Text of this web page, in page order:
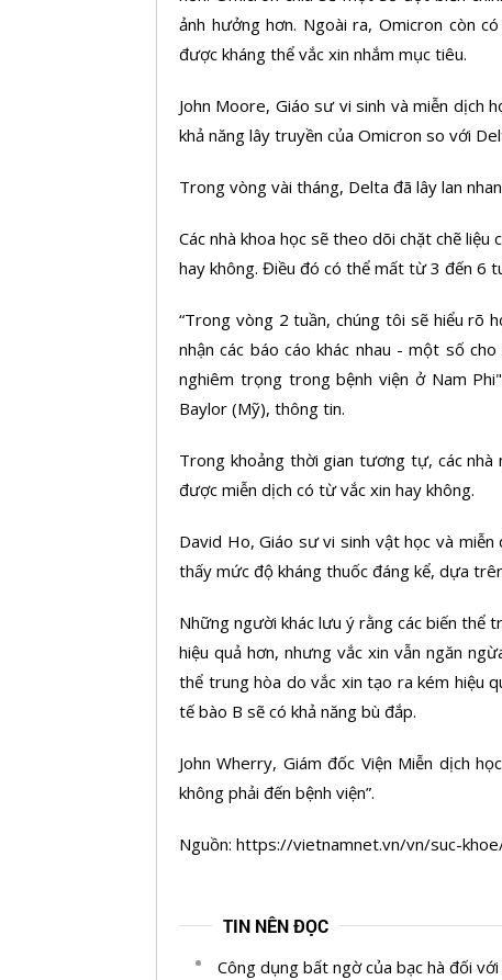
ảnh hưởng hơn. Ngoài ra, Omicron còn
được kháng thể vắc xin nhắm mục tiêu.
John Moore, Giáo sư vi sinh và miễn dịch
khả năng lây truyền của Omicron so với
Trong vòng vài tháng, Delta đã lây lan
Các nhà khoa học sẽ theo dõi chặt chẽ
hay không. Điều đó có thể mất từ 3 đến 6
“Trong vòng 2 tuần, chúng tôi sẽ hiểu rõ
nhận các báo cáo khác nhau - một số
nghiêm trọng trong bệnh viện ở Nam
Baylor (Mỹ), thông tin.
Trong khoảng thời gian tương tự, các
được miễn dịch có từ vắc xin hay không.
David Ho, Giáo sư vi sinh vật học và
thấy mức độ kháng thuốc đáng kể, dựa
Những người khác lưu ý rằng các biến thể
hiệu quả hơn, nhưng vắc xin vẫn ngăn
thể trung hòa do vắc xin tạo ra kém hiệu
tế bào B sẽ có khả năng bù đắp.
John Wherry, Giám đốc Viện Miễn dịch
không phải đến bệnh viện”.
Nguồn: https://vietnamnet.vn/vn/suc-
TIN NÊN ĐỌC
Công dụng bất ngờ của bạc hà đối